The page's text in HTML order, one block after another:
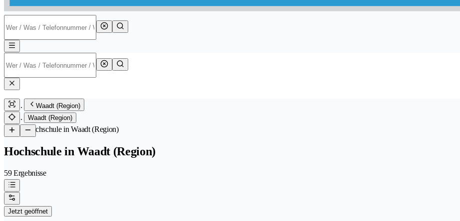
Waadt (Region)
Waadt (Region)
/Hochschule in Waadt (Region)
Hochschule in Waadt (Region)
59 Ergebnisse
Jetzt geöffnet